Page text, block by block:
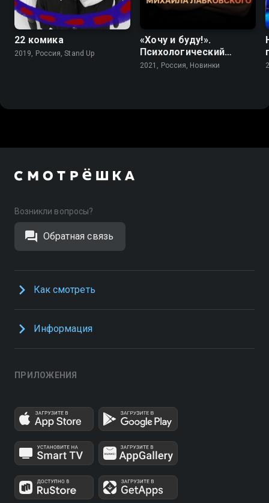
22 комика
2019, Россия, Stand Up
«Хочу и буду!».
Психологический
стендап Михаила
2021, Россия, Новинки
Возникли вопросы?
Обратная связь
Как смотреть
Информация
ПРИЛОЖЕНИЯ